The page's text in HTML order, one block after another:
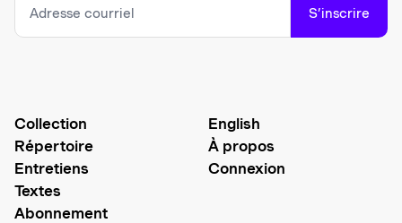
S’inscrire
Collection
Répertoire
Entretiens
Textes
Abonnement
English
À propos
Connexion